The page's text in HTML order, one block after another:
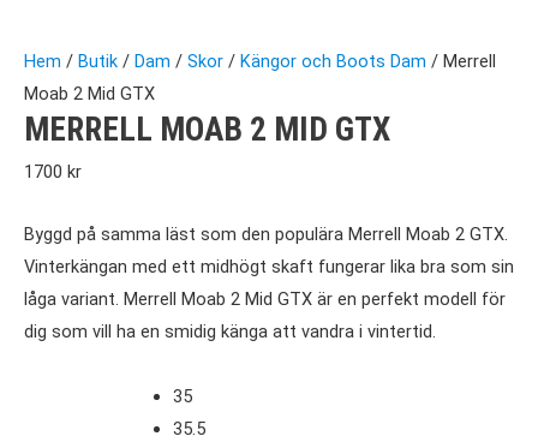
Hem / Butik / Dam / Skor / Kängor och Boots Dam / Merrell
Moab 2 Mid GTX
MERRELL MOAB 2 MID GTX
1700 kr
Byggd på samma läst som den populära Merrell Moab 2 GTX.
Vinterkängan med ett midhögt skaft fungerar lika bra som sin
låga variant. Merrell Moab 2 Mid GTX är en perfekt modell för
dig som vill ha en smidig känga att vandra i vintertid.
35
35.5